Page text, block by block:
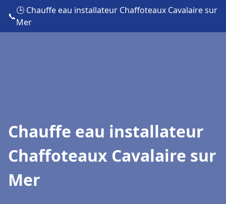
📞
🕒 Chauffe eau installateur Chaffoteaux Cavalaire sur
Mer
Chauffe eau installateur
Chaffoteaux Cavalaire sur
Mer